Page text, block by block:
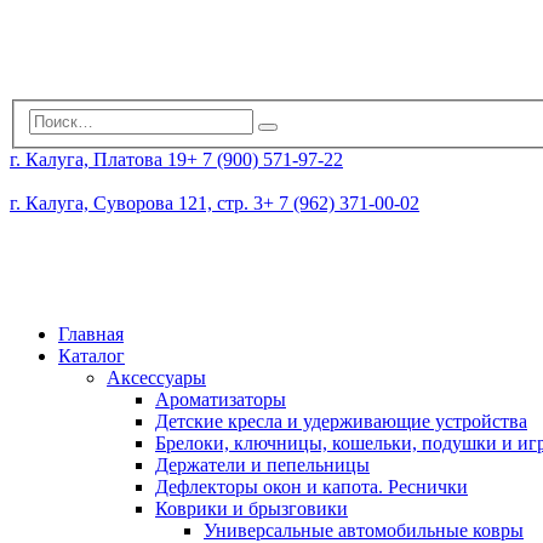
г. Калуга, Платова 19+ 7 (900) 571-97-22
г. Калуга, Суворова 121, стр. 3+ 7 (962) 371-00-02
Главная
Каталог
Аксессуары
Ароматизаторы
Детские кресла и удерживающие устройства
Брелоки, ключницы, кошельки, подушки и
Держатели и пепельницы
Дефлекторы окон и капота. Реснички
Коврики и брызговики
Универсальные автомобильные ковры